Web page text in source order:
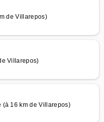
de Villarepos)
Villarepos)
(à 16 km de Villarepos)